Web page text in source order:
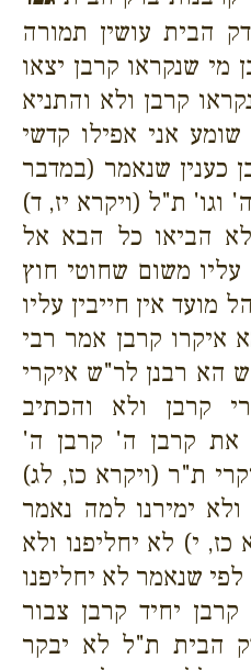
הבית עושין תמורה
מי שנקראו קרבן יצאו
קרבן ולא והתניא
אני אפילו קדשי
כענין שנאמר (במדבר
וגו' ת"ל (ויקרא יז, ד)
הביאו כל הבא אל
משום שחוטי חוץ
מועד אין חייבין עליו
איקרו קרבן אמר רבי
הא רבנן לר"ש איקרי
קרבן ולא והכתיב
את קרבן ה' קרבן ה'
ת"ר (ויקרא כז, לג)
ימירנו למה נאמר
י) לא יחליפנו ולא
לפי שנאמר לא יחליפנו
יחיד קרבן צבור
הבית ת"ל לא יבקר